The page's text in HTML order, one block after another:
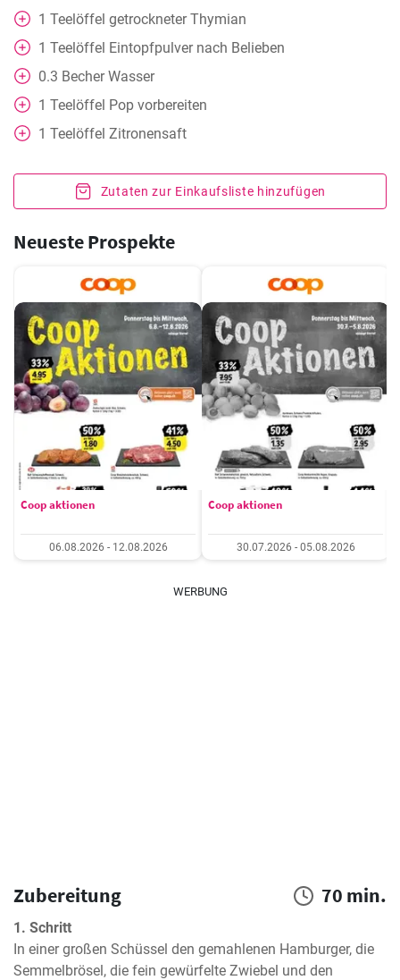
1 Teelöffel getrockneter Thymian
1 Teelöffel Eintopfpulver nach Belieben
0.3 Becher Wasser
1 Teelöffel Pop vorbereiten
1 Teelöffel Zitronensaft
Zutaten zur Einkaufsliste hinzufügen
Neueste Prospekte
Coop aktionen
06.08.2026 - 12.08.2026
Coop aktionen
30.07.2026 - 05.08.2026
WERBUNG
Zubereitung 70 min.
1. Schritt
In einer großen Schüssel den gemahlenen Hamburger, die
Semmelbrösel, die fein gewürfelte Zwiebel und den